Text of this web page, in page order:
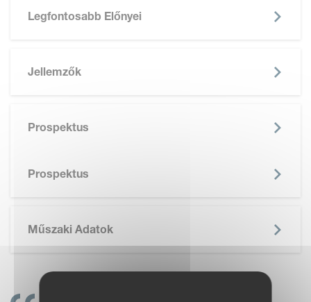
Legfontosabb Előnyei
Jellemzők
Prospektus
Prospektus
Műszaki Adatok